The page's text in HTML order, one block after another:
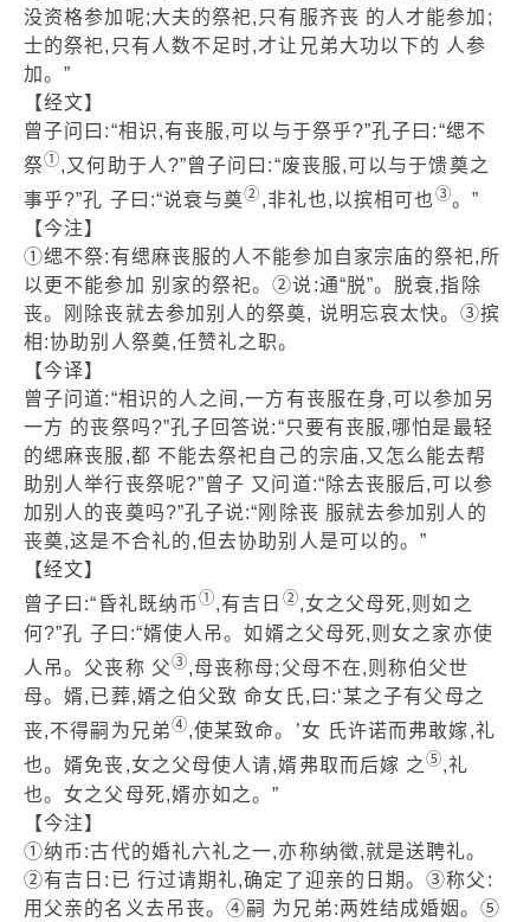
没资格参加呢;大夫的祭祀,只有服齐丧 的人才能参加;
士的祭祀,只有人数不足时,才让兄弟大功以下的 人参
加。”
【经文】
曾子问曰:“相识,有丧服,可以与于祭乎?”孔子曰:“缌不
祭①,又何助于人?”曾子问曰:“废丧服,可以与于馈奠之
事乎?”孔 子曰:“说衰与奠② ,非礼也,以摈相可也 ③。”
【今注】
①缌不祭:有缌麻丧服的人不能参加自家宗庙的祭祀,所
以更不能参加 别家的祭祀。②说:通“脱”。脱衰,指除
丧。刚除丧就去参加别人的祭奠, 说明忘哀太快。③摈
相:协助别人祭奠,任赞礼之职。
【今译】
曾子问道:“相识的人之间,一方有丧服在身,可以参加另
一方 的丧祭吗?”孔子回答说:“只要有丧服,哪怕是最轻
的缌麻丧服,都 不能去祭祀自己的宗庙,又怎么能去帮
助别人举行丧祭呢?”曾子 又问道:“除去丧服后,可以参
加别人的丧奠吗?”孔子说:“刚除丧 服就去参加别人的
丧奠,这是不合礼的,但去协助别人是可以的。”
【经文】
曾子曰:“昏礼既纳币 ①,有吉日 ②,女之父母死,则如之
何?”孔 子曰:“婿使人吊。如婿之父母死,则女之家亦使
人吊。父丧称 父③,母丧称母;父母不在,则称伯父世
母。婿,已葬,婿之伯父致 命女氏,曰:‘某之子有父母之
丧,不得嗣为兄弟④,使某致命。’女 氏许诺而弗敢嫁,礼
也。婿免丧,女之父母使人请,婿弗取而后嫁 之⑤,礼
也。女之父母死,婿亦如之。”
【今注】
①纳币:古代的婚礼六礼之一,亦称纳徵,就是送聘礼。
②有吉日:已 行过请期礼,确定了迎亲的日期。③称父:
用父亲的名义去吊丧。④嗣 为兄弟:两姓结成婚姻。⑤